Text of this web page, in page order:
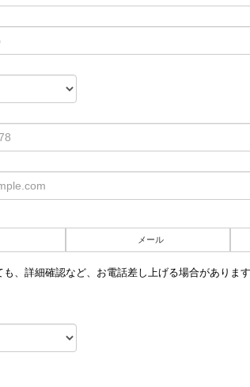
メール
、詳細確認など、お電話差し上げる場合があります